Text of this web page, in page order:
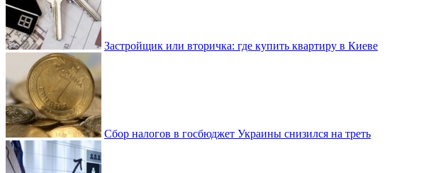
Застройщик или вторичка: где купить квартиру в Киеве
Сбор налогов в госбюджет Украины снизился на треть